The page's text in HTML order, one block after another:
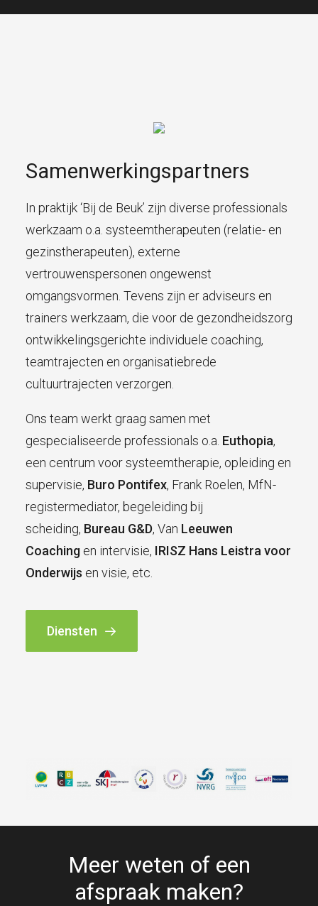
Samenwerkingspartners
In praktijk ‘Bij de Beuk’ zijn diverse professionals
werkzaam o.a. systeemtherapeuten (relatie- en
gezinstherapeuten), externe
vertrouwenspersonen ongewenst
omgangsvormen. Tevens zijn er adviseurs en
trainers werkzaam, die voor de gezondheidszorg
ontwikkelingsgerichte individuele coaching,
teamtrajecten en organisatiebrede
cultuurtrajecten verzorgen.
Ons team werkt graag samen met
gespecialiseerde professionals o.a. Euthopia,
een centrum voor systeemtherapie, opleiding en
supervisie, Buro Pontifex, Frank Roelen, MfN-
registermediator, begeleiding bij
scheiding, Bureau G&D, Van Leeuwen
Coaching en intervisie, IRISZ Hans Leistra voor
Onderwijs en visie, etc.
Diensten
Meer weten of een
afspraak maken?